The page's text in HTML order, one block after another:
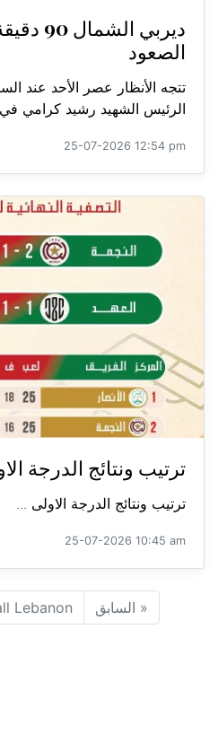
ديربي
الصعود
تتجه الأنظار عصر الأحد عند
الرئيس الشهيد رشيد كرامي
25-07-2026 12:54 pm
ترتيب ونتائج الدرجة
ترتيب ونتائج الدرجة الاولى ...
25-07-2026 10:45 am
« السابق Lebanon